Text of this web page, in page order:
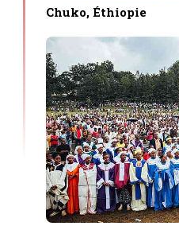
Chuko, Éthiopie